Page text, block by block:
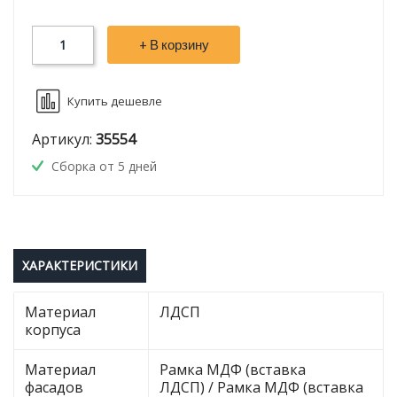
+ В корзину
Купить дешевле
Артикул: 35554
Сборка от 5 дней
ХАРАКТЕРИСТИКИ
Материал
корпуса
ЛДСП
Материал
фасадов
Рамка МДФ (вставка
ЛДСП) / Рамка МДФ (вставка